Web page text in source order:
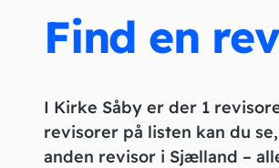
Find en
I Kirke Såby er der 1
revisorer på listen kan du
anden revisor i Sjælland –